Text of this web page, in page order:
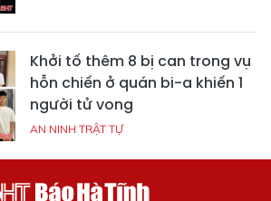
Khởi tố thêm 8 bị can trong vụ
hỗn chiến ở quán bi-a khiến 1
người tử vong
AN NINH TRẬT TỰ